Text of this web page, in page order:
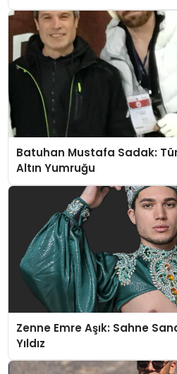
Batuhan Mustafa Sadak:
Altın Yumruğu
Zenne Emre Aşık: Sahne
Yıldız